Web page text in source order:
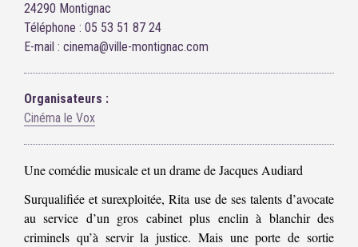
24290 Montignac
Téléphone : 05 53 51 87 24
E-mail : cinema@ville-montignac.com
Organisateurs :
Cinéma le Vox
Une comédie musicale et un drame de Jacques Audiard
Surqualifiée et surexploitée, Rita use de ses talents d’avocate
au service d’un gros cabinet plus enclin à blanchir des
criminels qu’à servir la justice. Mais une porte de sortie